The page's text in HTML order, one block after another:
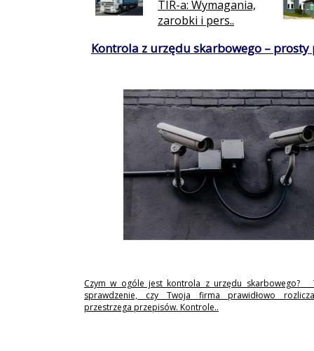
TIR-a: Wymagania,
zarobki i pers..
Kontrola z urzędu skarbowego –
Czym w ogóle jest kontrola z urzędu skarbowego?
sprawdzenie, czy Twoja firma prawidłowo
przestrzega przepisów. Kontrole..